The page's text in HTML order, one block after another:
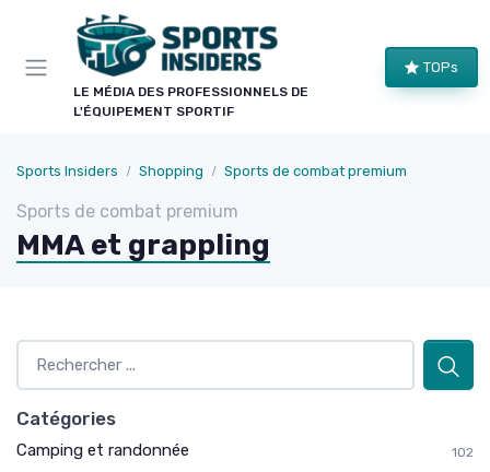
LE MÉDIA DES PROFESSIONNELS DE
L'ÉQUIPEMENT SPORTIF
TOPs
Sports Insiders Shopping Sports de combat premium
Sports de combat premium
MMA et grappling
Catégories
Camping et randonnée 102
×
LE CLUB SPORTS INSIDERS
Bons plans sur le matériel de structure, alertes
comparatifs avant leur publication. Pour ceux qui
équipent un club, une salle ou une collectivité.
Avant-premières Normes & sécurité
Panneau de gestion des cookies